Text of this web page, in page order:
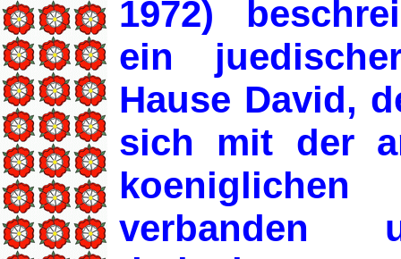
1972)
ein
Hause David,
sich mit der
koeniglichen